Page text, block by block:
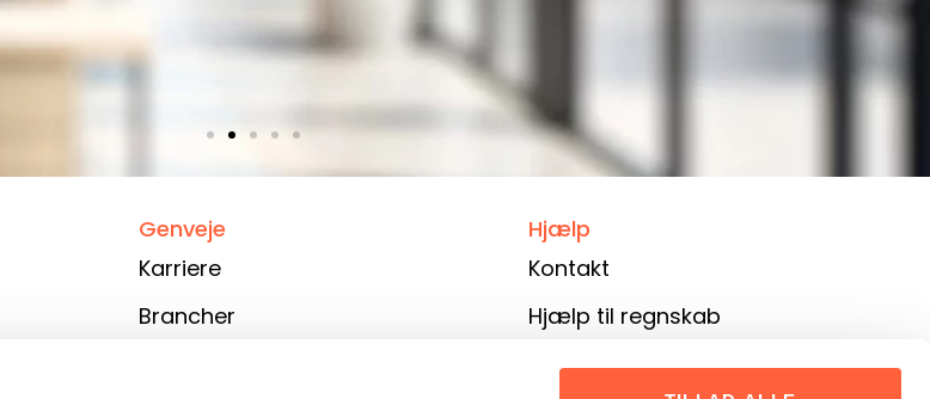
Genveje
Karriere
Brancher
Hjælp
Kontakt
Hjælp til regnskab
Kontrakter